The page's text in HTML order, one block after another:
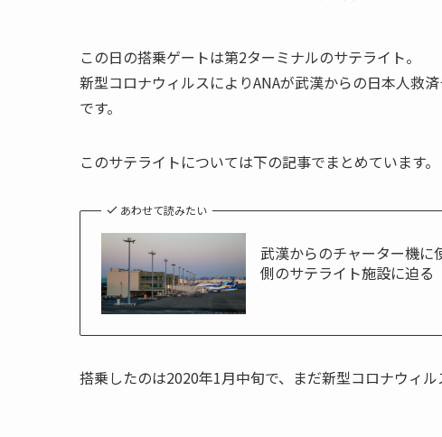
この日の搭乗ゲートは第2ターミナルのサテライト。
新型コロナウィルスによりANAが武漢からの日本人救
です。
このサテライトについては下の記事でまとめています。
あわせて読みたい
武漢からのチャーター機
側のサテライト施設に迫る
搭乗したのは2020年1月中旬で、まだ新型コロナウィ